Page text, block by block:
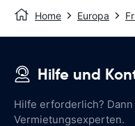
Home Europa
Hilfe und
Hilfe erforderlich?
Vermietungsexperten.